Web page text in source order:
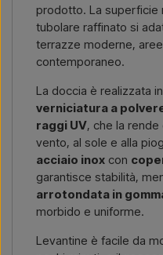
prodotto. La superficie
tubolare raffinato si
terrazze moderne,
contemporaneo.
La doccia è realizzata in
verniciatura a
raggi UV, che la
vento, al sole e alla
acciaio inox con
garantisce stabilità,
arrotondata in
morbido e uniforme.
Levantine è facile da